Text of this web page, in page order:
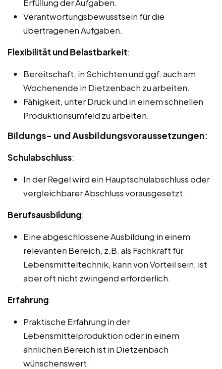
Erfüllung der Aufgaben.
Verantwortungsbewusstsein für die
übertragenen Aufgaben.
Flexibilität und Belastbarkeit:
Bereitschaft, in Schichten und ggf. auch am
Wochenende in Dietzenbach zu arbeiten.
Fähigkeit, unter Druck und in einem schnellen
Produktionsumfeld zu arbeiten.
Bildungs- und Ausbildungsvoraussetzungen:
Schulabschluss:
In der Regel wird ein Hauptschulabschluss oder
vergleichbarer Abschluss vorausgesetzt.
Berufsausbildung:
Eine abgeschlossene Ausbildung in einem
relevanten Bereich, z.B. als Fachkraft für
Lebensmitteltechnik, kann von Vorteil sein, ist
aber oft nicht zwingend erforderlich.
Erfahrung:
Praktische Erfahrung in der
Lebensmittelproduktion oder in einem
ähnlichen Bereich ist in Dietzenbach
wünschenswert.